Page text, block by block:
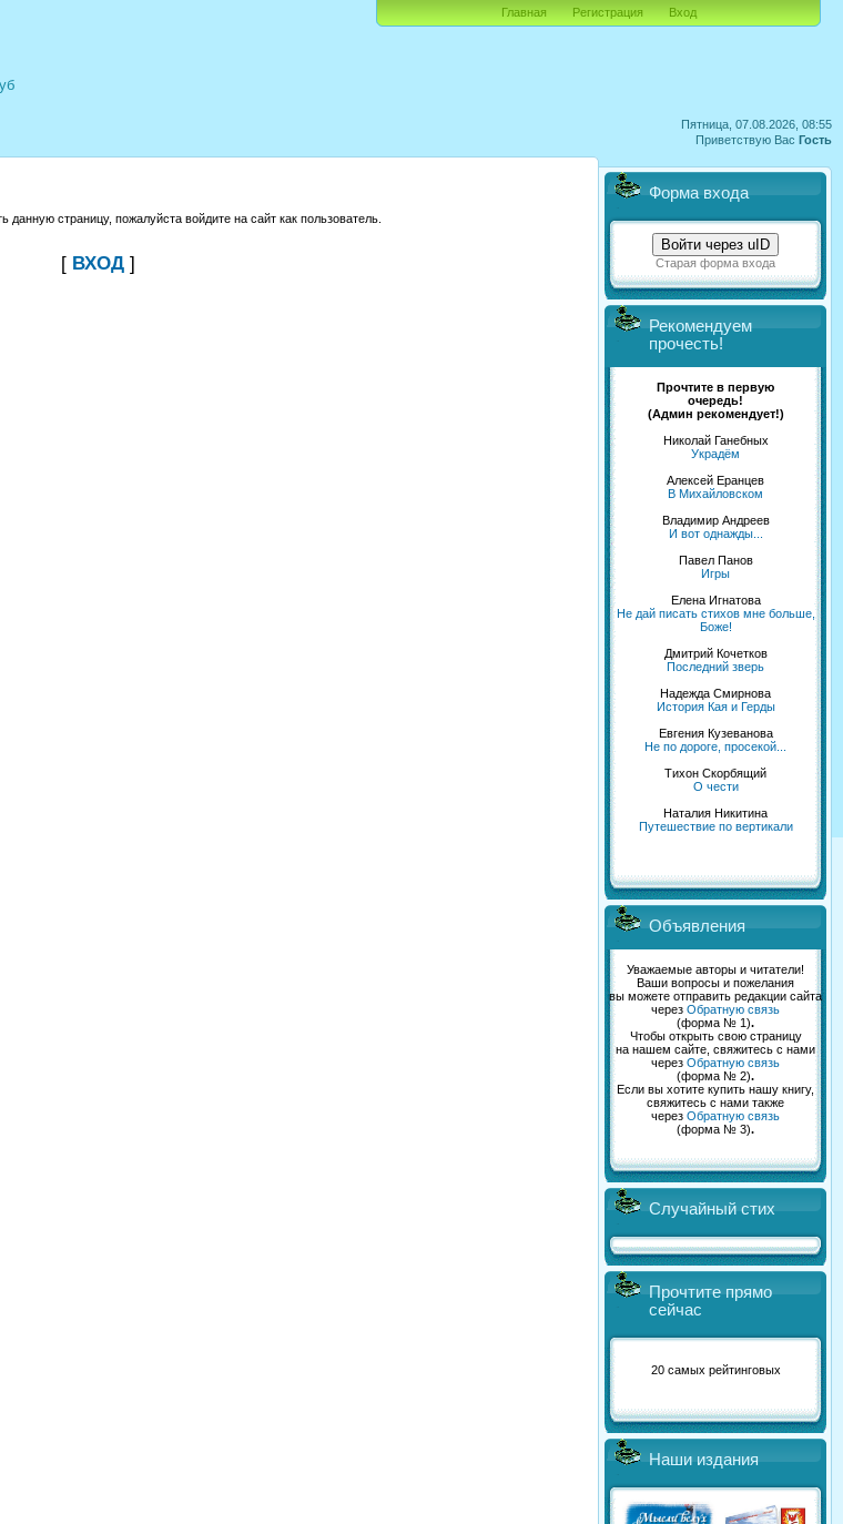
Пятница, 07.08.2026, 08:55
Приветствую Вас Гость
Главная Регистрация Вход
данную страницу, пожалуйста войдите на сайт как пользователь.
[ ВХОД]
Форма входа
Войти через uID
Старая форма входа
Рекомендуем
прочесть!
Прочтите в первую
очередь!
(Админ рекомендует!)
Николай Ганебных
Украдём
Алексей Еранцев
В Михайловском
Владимир Андреев
И вот однажды...
Павел Панов
Игры
Елена Игнатова
Не дай писать стихов мне больше,
Боже!
Дмитрий Кочетков
Последний зверь
Надежда Смирнова
История Кая и Герды
Евгения Кузеванова
Не по дороге, просекой...
Тихон Скорбящий
О чести
Наталия Никитина
Путешествие по вертикали
Объявления
Уважаемые авторы и читатели!
Ваши вопросы и пожелания
вы можете отправить редакции сайта
через Обратную связь
(форма № 1).
Чтобы открыть свою страницу
на нашем сайте, свяжитесь с нами
через Обратную связь
(форма № 2).
Если вы хотите купить нашу книгу,
свяжитесь с нами также
через Обратную связь
(форма № 3).
Случайный стих
Прочтите прямо
сейчас
20 самых рейтинговых
Наши издания